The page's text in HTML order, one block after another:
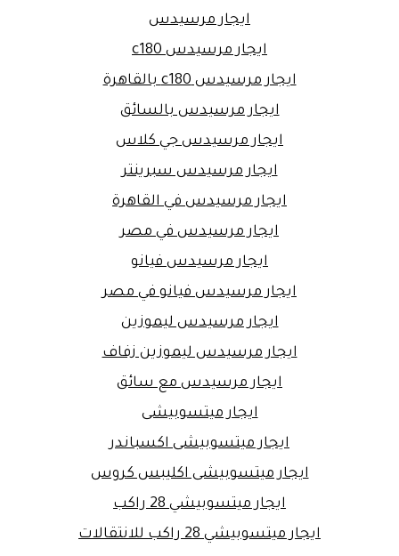
ايجار مرسيدس
ايجار مرسيدس c180
ايجار مرسيدس c180 بالقاهرة
ايجار مرسيدس بالسائق
ايجار مرسيدس جي كلاس
ايجار مرسيدس سبرينتر
ايجار مرسيدس في القاهرة
ايجار مرسيدس في مصر
ايجار مرسيدس فيانو
ايجار مرسيدس فيانو في مصر
ايجار مرسيدس ليموزين
ايجار مرسيدس ليموزين زفاف
ايجار مرسيدس مع سائق
ايجار ميتسوبيشى
ايجار ميتسوبيشى اكسباندر
ايجار ميتسوبيشى اكليبس كروس
ايجار ميتسوبيشي 28 راكب
ايجار ميتسوبيشي 28 راكب للانتقالات